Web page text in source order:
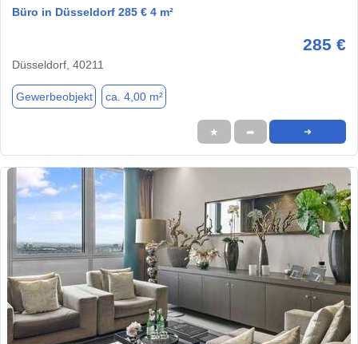
Büro in Düsseldorf 285 € 4 m²
285 €
Düsseldorf, 40211
Gewerbeobjekt ca. 4,00 m²
★ ➦ ➜